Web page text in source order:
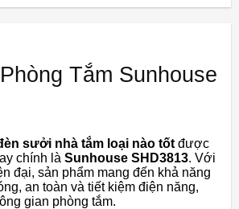
Tắm Sunhouse
sưởi nhà tắm loại nào tốt được
chính là Sunhouse SHD3813. Với
đại, sản phẩm mang đến khả năng
an toàn và tiết kiệm điện năng,
gian phòng tắm.